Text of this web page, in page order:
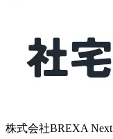
株式会社BREXA Next